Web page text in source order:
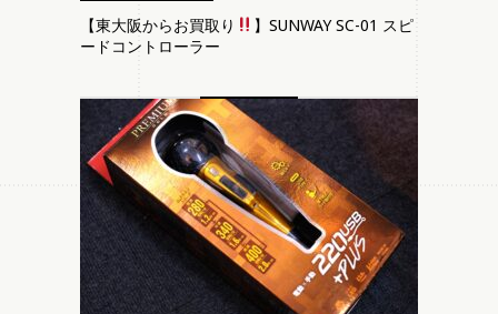
【東大阪からお買取り
】SUNWAY SC-01 スピ
ードコントローラー